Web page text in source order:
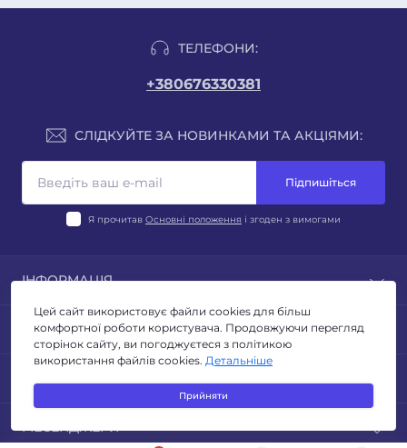
ТЕЛЕФОНИ:
+380676330381
СЛІДКУЙТЕ ЗА НОВИНКАМИ ТА АКЦІЯМИ:
Підпишіться
Я прочитав Основні положення і згоден з вимогами
ІНФОРМАЦІЯ
Блог
Відгуки
Умови повернення
Політика конфиденційності
Публічна оферта
ПОПУЛЯРНЕ
ЛІХТАРІ
ТУРИЗМ ТА КЕМПІНГ
ОСВІТЛЕННЯ
ЕЛЕКТРОТОВАРИ
Адреса для листів: м. Київ, бульвар Миколи Руденка
14з
МЕСЕНДЖЕРИ
Цей сайт використовує файли cookies для більш
комфортної роботи користувача. Продовжуючи перегляд
сторінок сайту, ви погоджуєтеся з політикою
використання файлів cookies. Детальніше
Прийняти